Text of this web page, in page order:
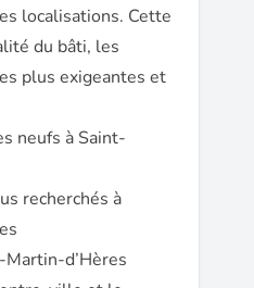
localisations. Cette
du bâti, les
plus exigeantes et
neufs à Saint-
recherchés à
d’Hères